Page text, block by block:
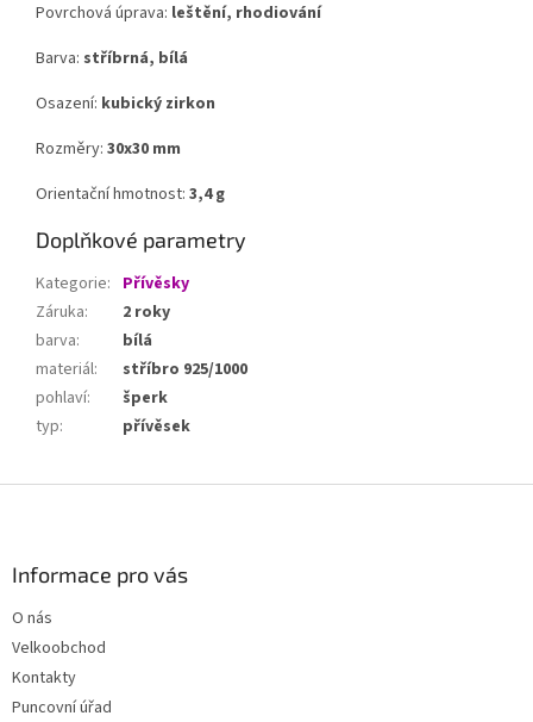
Povrchová úprava: leštění, rhodiování
Barva: stříbrná, bílá
Osazení: kubický zirkon
Rozměry: 30x30 mm
Orientační hmotnost: 3,4 g
Doplňkové parametry
Kategorie: Přívěsky
Záruka:
2 roky
barva:
bílá
materiál:
stříbro 925/1000
pohlaví:
šperk
typ: přívěsek
Informace pro vás
O nás
Velkoobchod
Kontakty
Puncovní úřad